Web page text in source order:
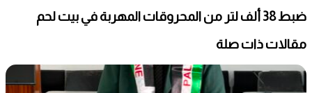
ضبط 38 ألف لتر من المحروقات المهربة في بيت لحم
مقالات ذات صلة